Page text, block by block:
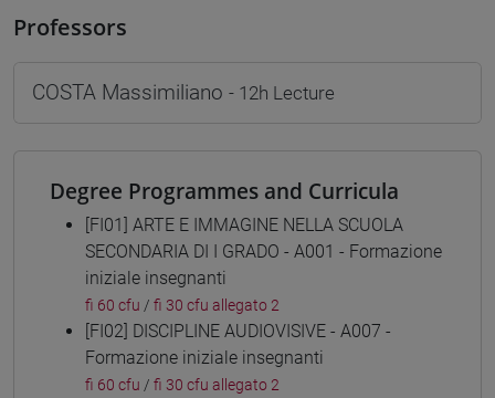
Professors
COSTA Massimiliano - 12h Lecture
Degree Programmes and Curricula
[FI01] ARTE E IMMAGINE NELLA SCUOLA
SECONDARIA DI I GRADO - A001 - Formazione
iniziale insegnanti
fi 60 cfu / fi 30 cfu allegato 2
[FI02] DISCIPLINE AUDIOVISIVE - A007 -
Formazione iniziale insegnanti
fi 60 cfu / fi 30 cfu allegato 2